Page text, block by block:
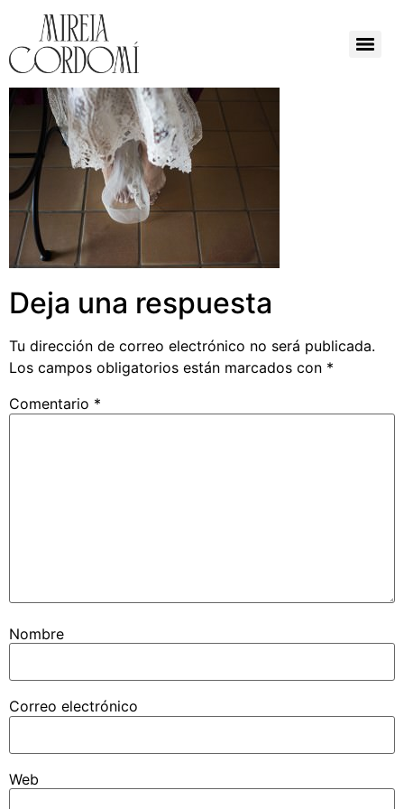
Deja una respuesta
Tu dirección de correo electrónico no será publicada.
Los campos obligatorios están marcados con *
Comentario *
Nombre
Correo electrónico
Web